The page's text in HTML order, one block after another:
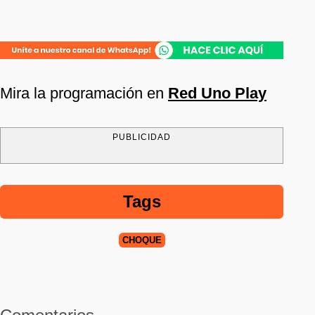
Mira la programación en Red Uno Play
PUBLICIDAD
Tags
CHOQUE